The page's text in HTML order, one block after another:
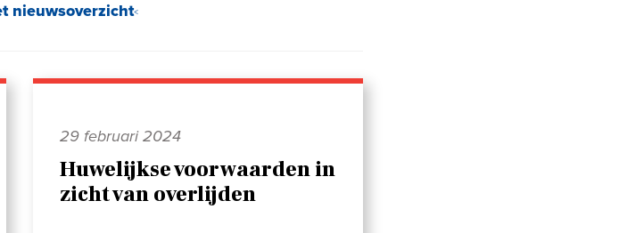
nieuwsoverzicht
29 februari 2024
Huwelijkse voorwaarden in
zicht van overlijden